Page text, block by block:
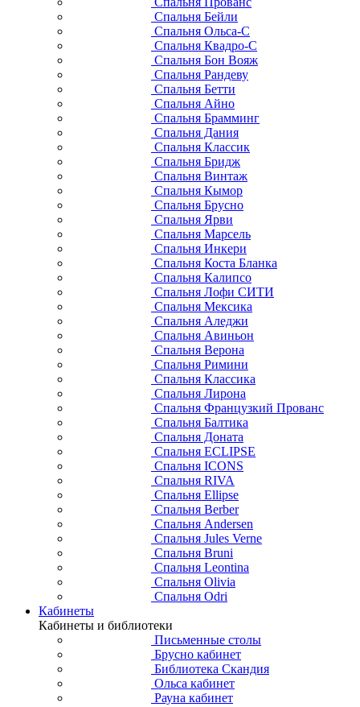
Спальня Бейли
Спальня Ольса-С
Спальня Квадро-С
Спальня Бон Вояж
Спальня Рандеву
Спальня Бетти
Спальня Айно
Спальня Брамминг
Спальня Дания
Спальня Классик
Спальня Бридж
Спальня Винтаж
Спальня Кымор
Спальня Брусно
Спальня Ярви
Спальня Марсель
Спальня Инкери
Спальня Коста Бланка
Спальня Калипсо
Спальня Лофи СИТИ
Спальня Мексика
Спальня Аледжи
Спальня Авиньон
Спальня Верона
Спальня Римини
Спальня Классика
Спальня Лирона
Спальня Французкий Прованс
Спальня Балтика
Спальня Доната
Спальня ECLIPSE
Спальня ICONS
Спальня RIVA
Спальня Ellipse
Спальня Berber
Спальня Andersen
Спальня Jules Verne
Спальня Bruni
Спальня Leontina
Спальня Olivia
Спальня Odri
Кабинеты
Кабинеты и библиотеки
Письменные столы
Брусно кабинет
Библиотека Скандия
Ольса кабинет
Рауна кабинет